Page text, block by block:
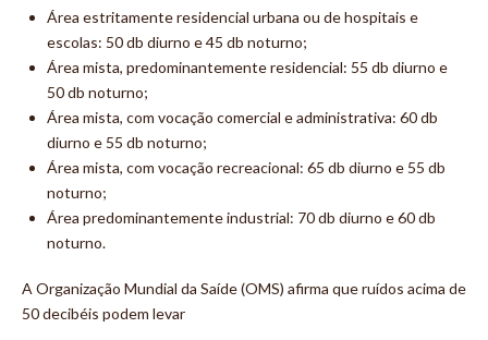
Área estritamente residencial urbana ou de hospitais e
escolas: 50 db diurno e 45 db noturno;
Área mista, predominantemente residencial: 55 db diurno e
50 db noturno;
Área mista, com vocação comercial e administrativa: 60 db
diurno e 55 db noturno;
Área mista, com vocação recreacional: 65 db diurno e 55 db
noturno;
Área predominantemente industrial: 70 db diurno e 60 db
noturno.
A Organização Mundial da Saíde (OMS) afirma que ruídos acima de
50 decibéis podem levar